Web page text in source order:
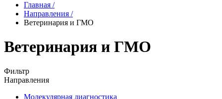
Главная /
Направления /
Ветеринария и ГМО
Ветеринария и ГМО
Фильтр
Направления
Молекулярная диагностика